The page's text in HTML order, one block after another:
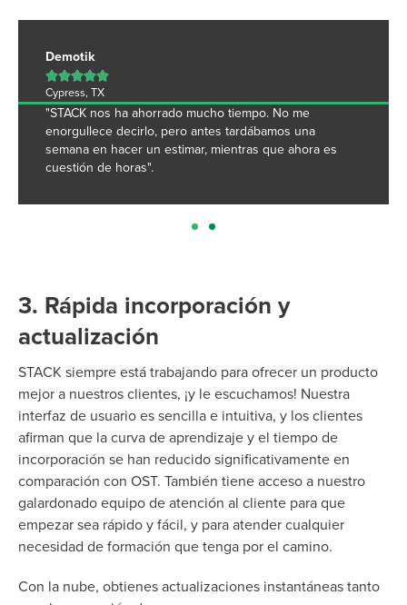
Demotik

Cypress, TX
"STACK nos ha ahorrado mucho tiempo. No me
enorgullece decirlo, pero antes tardábamos una
semana en hacer un estimar, mientras que ahora es
cuestión de horas".
3. Rápida incorporación y
actualización
STACK siempre está trabajando para ofrecer un producto
mejor a nuestros clientes, ¡y le escuchamos! Nuestra
interfaz de usuario es sencilla e intuitiva, y los clientes
afirman que la curva de aprendizaje y el tiempo de
incorporación se han reducido significativamente en
comparación con OST. También tiene acceso a nuestro
galardonado equipo de atención al cliente para que
empezar sea rápido y fácil, y para atender cualquier
necesidad de formación que tenga por el camino.
Con la nube, obtienes actualizaciones instantáneas tanto